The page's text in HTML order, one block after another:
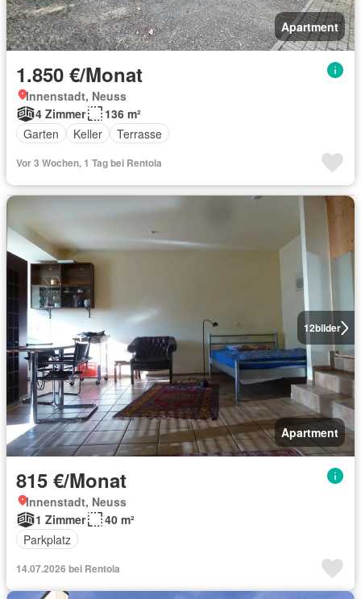
Apartment
1.850 €/Monat
Innenstadt, Neuss
4 Zimmer
136 m²
Garten
Keller Terrasse
Vor 3 Wochen, 1 Tag bei Rentola
12bilder
Apartment
815 €/Monat
Innenstadt, Neuss
1 Zimmer
40 m²
Parkplatz
14.07.2026 bei Rentola